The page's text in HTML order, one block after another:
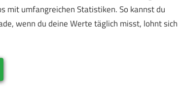
mit umfangreichen Statistiken. So kannst du
wenn du deine Werte täglich misst, lohnt sich